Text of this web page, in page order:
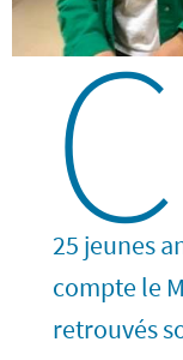
25 jeunes
compte le
retrouvés